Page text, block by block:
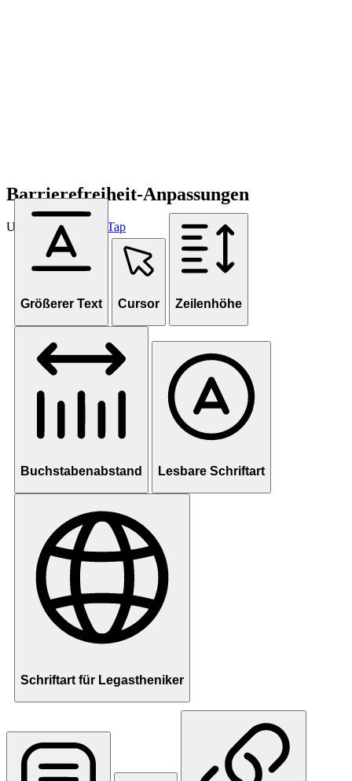
Barrierefreiheit-Anpassungen
Unterstützt von OneTap
Größerer Text Cursor Zeilenhöhe
Buchstabenabstand Lesbare Schriftart
Schriftart für Legastheniker